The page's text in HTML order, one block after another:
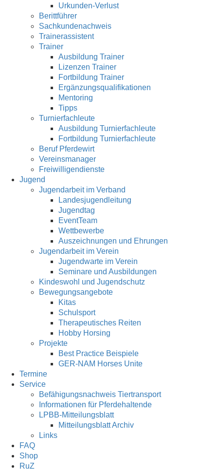
Urkunden-Verlust
Berittführer
Sachkundenachweis
Trainerassistent
Trainer
Ausbildung Trainer
Lizenzen Trainer
Fortbildung Trainer
Ergänzungsqualifikationen
Mentoring
Tipps
Turnierfachleute
Ausbildung Turnierfachleute
Fortbildung Turnierfachleute
Beruf Pferdewirt
Vereinsmanager
Freiwilligendienste
Jugend
Jugendarbeit im Verband
Landesjugendleitung
Jugendtag
EventTeam
Wettbewerbe
Auszeichnungen und Ehrungen
Jugendarbeit im Verein
Jugendwarte im Verein
Seminare und Ausbildungen
Kindeswohl und Jugendschutz
Bewegungsangebote
Kitas
Schulsport
Therapeutisches Reiten
Hobby Horsing
Projekte
Best Practice Beispiele
GER-NAM Horses Unite
Termine
Service
Befähigungsnachweis Tiertransport
Informationen für Pferdehaltende
LPBB-Mitteilungsblatt
Mitteilungsblatt Archiv
Links
FAQ
Shop
RuZ